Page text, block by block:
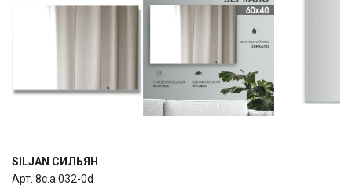
SILJAN СИЛЬЯН
Арт. 8c.a.032-0d